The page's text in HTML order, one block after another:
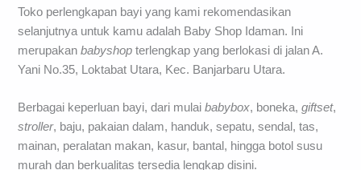
Toko perlengkapan bayi yang kami rekomendasikan
selanjutnya untuk kamu adalah Baby Shop Idaman. Ini
merupakanbabyshop terlengkap yang berlokasi di jalan A.
Yani No.35, Loktabat Utara, Kec. Banjarbaru Utara.
Berbagai keperluan bayi, dari mulaibabybox, boneka,giftset,
stroller, baju, pakaian dalam, handuk, sepatu, sendal, tas,
mainan, peralatan makan, kasur, bantal, hingga botol susu
murah dan berkualitas tersedia lengkap disini.